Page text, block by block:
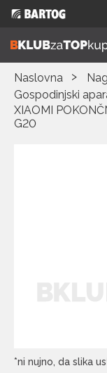
Naslovna
Gospodinjski
XIAOMI
G20
*ni nujno, da slika